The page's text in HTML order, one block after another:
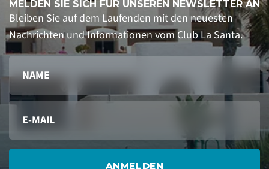
MELDEN SIE SICH FÜR UNSEREN NEWSLETTER AN
Bleiben Sie auf dem Laufenden mit den neuesten
Nachrichten und Informationen vom Club La Santa.
ANMELDEN